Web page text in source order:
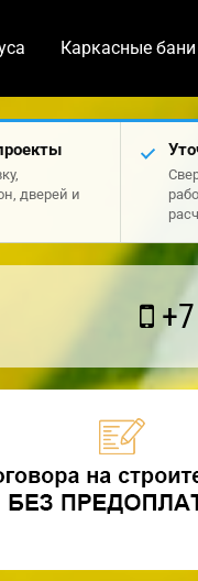
Каркасные бани
дверей и